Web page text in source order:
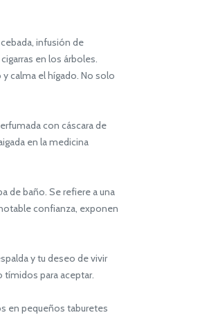
infusión de
en los árboles.
calma el hígado. No solo
con cáscara de
en la medicina
de baño. Se refiere a una
confianza, exponen
y tu deseo de vivir
para aceptar.
en pequeños taburetes